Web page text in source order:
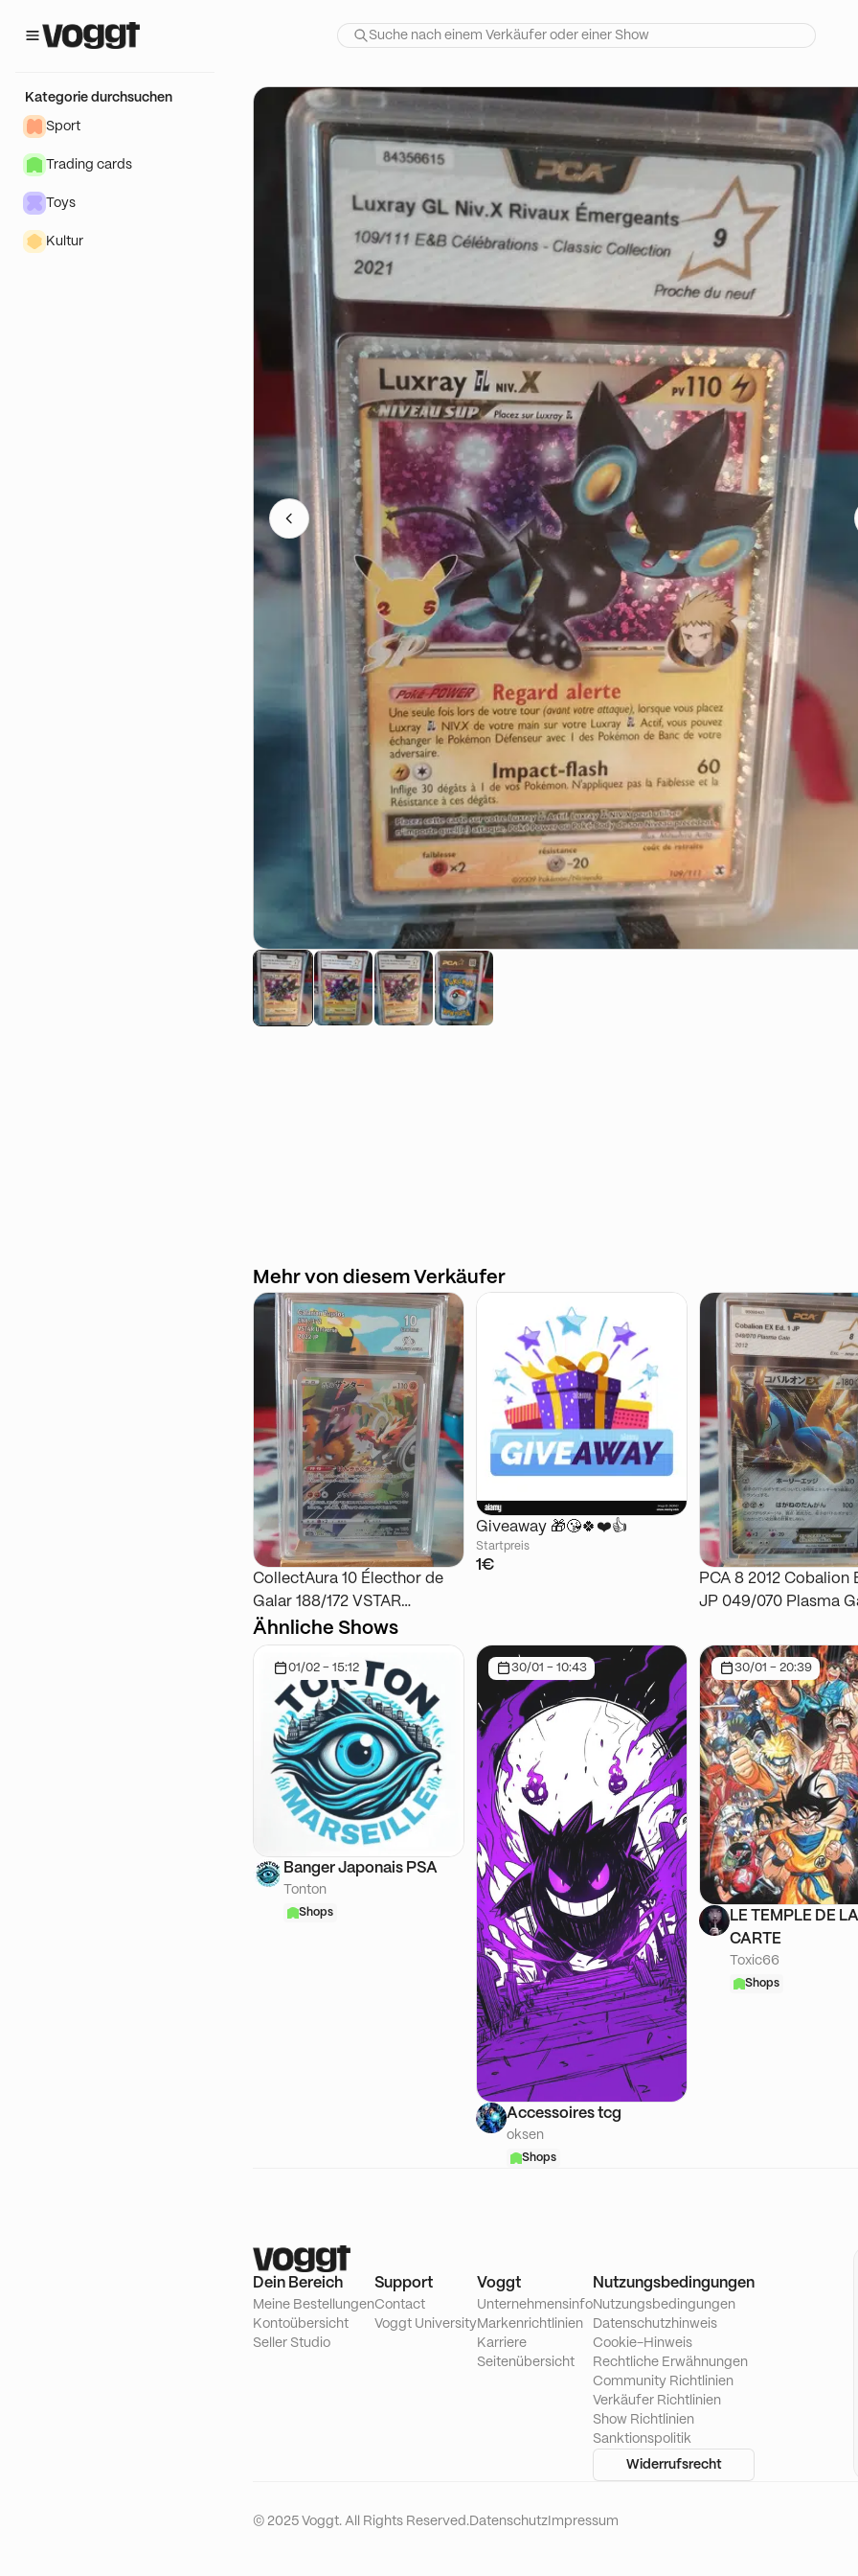
Kategorie durchsuchen
Sport
Trading cards
Toys
Kultur
Show:
Mehr von diesem Verkäufer
CollectAura 10 Électhor de
Galar 188/172 VSTAR
Universe
Giveaway 🎁😘🍀❤️👍
Startpreis
1€
PCA 8 2012 Cobalion
JP 049/070 Plasma
Ähnliche Shows
01/02 - 15:12
Banger Japonais PSA
Tonton
Shops
30/01 - 10:43
Accessoires tcg
oksen
Shops
30/01 - 20:39
LE TEMPLE DE LA
CARTE
Toxic66
Shops
Dein Bereich
Meine Bestellungen
Kontoübersicht
Seller Studio
Support
Contact
Voggt University
Voggt
Unternehmensinfo
Markenrichtlinien
Karriere
Seitenübersicht
Nutzungsbedingungen
Nutzungsbedingungen
Datenschutzhinweis
Cookie-Hinweis
Rechtliche Erwähnungen
Community Richtlinien
Verkäufer Richtlinien
Show Richtlinien
Sanktionspolitik
Widerrufsrecht
© 2025 Voggt. All Rights Reserved.Datenschutz Impressum